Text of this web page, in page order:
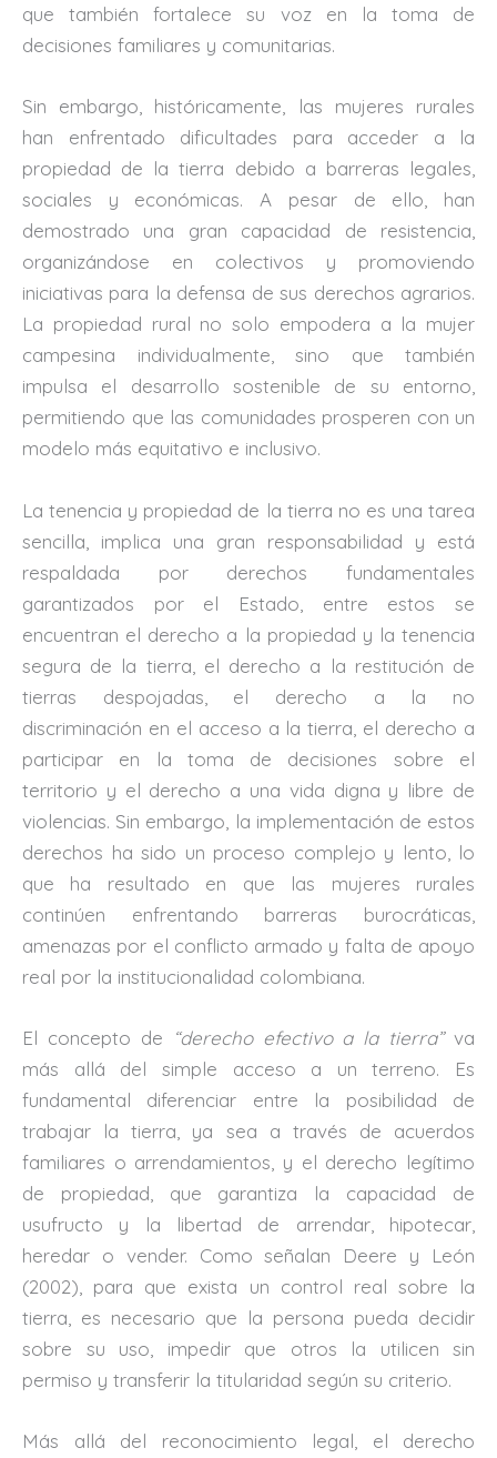
que también fortalece su voz en la toma de
decisiones familiares y comunitarias.
Sin embargo, históricamente, las mujeres rurales
han enfrentado dificultades para acceder a la
propiedad de la tierra debido a barreras legales,
sociales y económicas. A pesar de ello, han
demostrado una gran capacidad de resistencia,
organizándose en colectivos y promoviendo
iniciativas para la defensa de sus derechos agrarios.
La propiedad rural no solo empodera a la mujer
campesina individualmente, sino que también
impulsa el desarrollo sostenible de su entorno,
permitiendo que las comunidades prosperen con un
modelo más equitativo e inclusivo.
La tenencia y propiedad de la tierra no es una tarea
sencilla, implica una gran responsabilidad y está
respaldada por derechos fundamentales
garantizados por el Estado, entre estos se
encuentran el derecho a la propiedad y la tenencia
segura de la tierra, el derecho a la restitución de
tierras despojadas, el derecho a la no
discriminación en el acceso a la tierra, el derecho a
participar en la toma de decisiones sobre el
territorio y el derecho a una vida digna y libre de
violencias. Sin embargo, la implementación de estos
derechos ha sido un proceso complejo y lento, lo
que ha resultado en que las mujeres rurales
continúen enfrentando barreras burocráticas,
amenazas por el conflicto armado y falta de apoyo
real por la institucionalidad colombiana.
El concepto de “derecho efectivo a la tierra”va
más allá del simple acceso a un terreno. Es
fundamental diferenciar entre la posibilidad de
trabajar la tierra, ya sea a través de acuerdos
familiares o arrendamientos, y el derecho legítimo
de propiedad, que garantiza la capacidad de
usufructo y la libertad de arrendar, hipotecar,
heredar o vender. Como señalan Deere y León
(2002), para que exista un control real sobre la
tierra, es necesario que la persona pueda decidir
sobre su uso, impedir que otros la utilicen sin
permiso y transferir la titularidad según su criterio.
Más allá del reconocimiento legal, el derecho